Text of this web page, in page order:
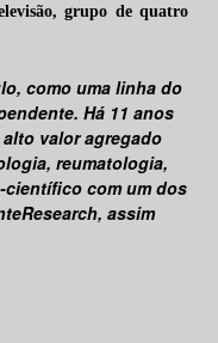
grupo de quatro
como uma linha do
Há 11 anos
valor agregado
reumatologia,
científico com um dos
assim